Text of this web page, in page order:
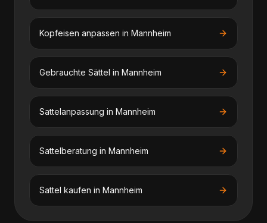
Kopfeisen anpassen in Mannheim
Gebrauchte Sättel in Mannheim
Sattelanpassung in Mannheim
Sattelberatung in Mannheim
Sattel kaufen in Mannheim